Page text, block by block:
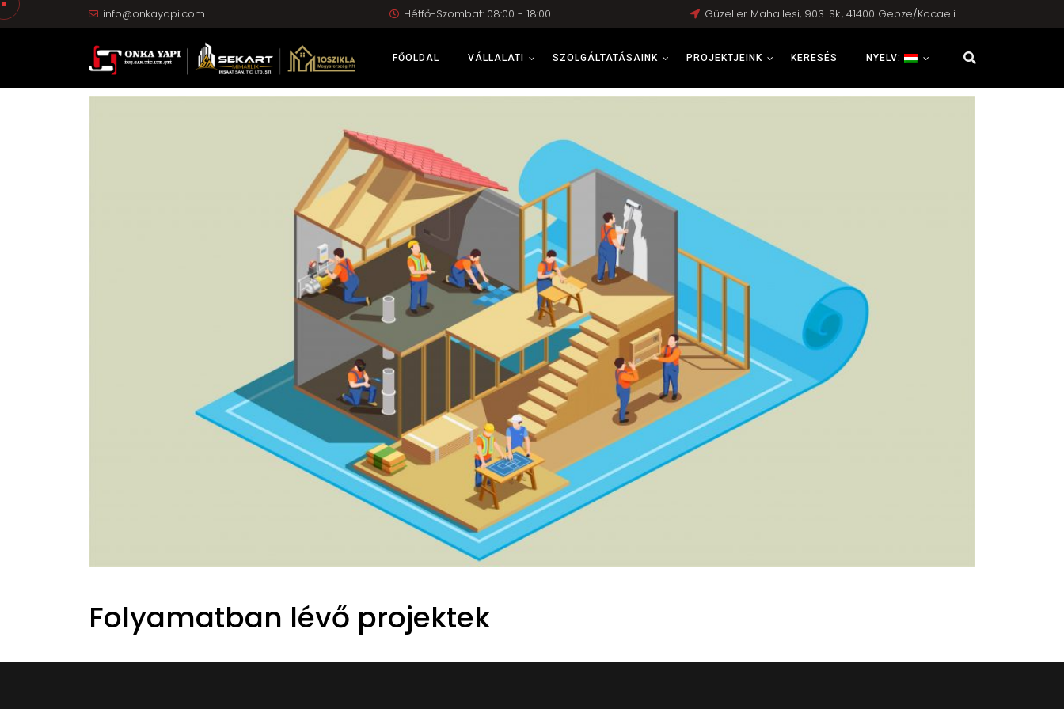
info@onkayapi.com Hétfő-Szombat: 08:00 - 18:00 Güzeller Mahallesi, 903. Sk., 41400 Gebze/Kocaeli
FŐOLDAL VÁLLALATI SZOLGÁLTATÁSAINK PROJEKTJEINK KERESÉS NYELV:
Folyamatban lévő projektek